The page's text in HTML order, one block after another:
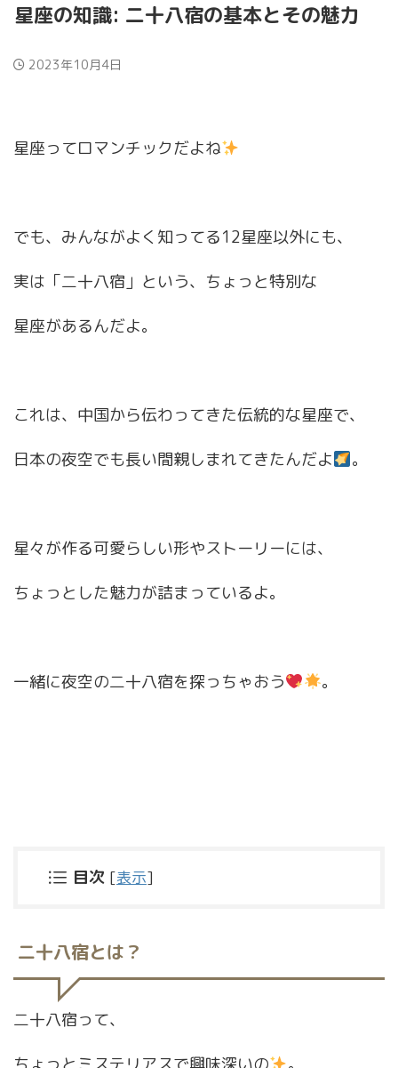
星座の知識: 二十八宿の基本とその魅力
2023年10月4日
星座ってロマンチックだよね
でも、みんながよく知ってる12星座以外にも、
実は「二十八宿」という、ちょっと特別な
星座があるんだよ。
これは、中国から伝わってきた伝統的な星座で、
日本の夜空でも長い間親しまれてきたんだよ
。
星々が作る可愛らしい形やストーリーには、
ちょっとした魅力が詰まっているよ。
一緒に夜空の二十八宿を探っちゃおう 。
目次 [表示]
二十八宿とは？
二十八宿って、